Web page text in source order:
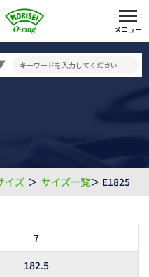
メニュー
イズ ＞ サイズ一覧＞ E1825
7
182.5